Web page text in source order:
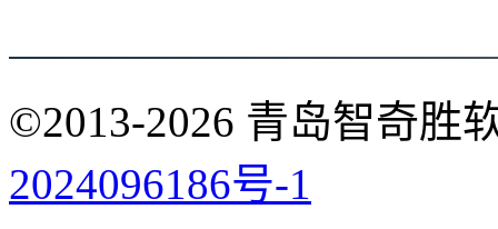
©2013-2026 青岛智奇胜
2024096186号-1